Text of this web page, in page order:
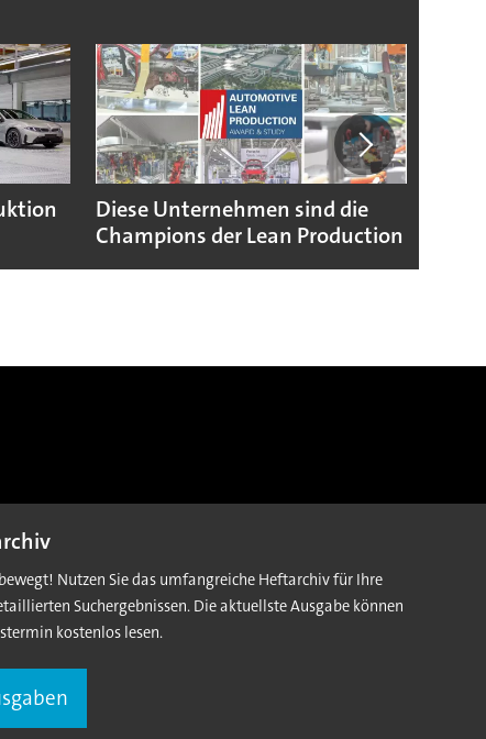
Diese Unternehmen sind die
Champions der Lean Production
Nutzen Sie das umfangreiche Heftarchiv für Ihre
Suchergebnissen. Die aktuellste Ausgabe können
kostenlos lesen.